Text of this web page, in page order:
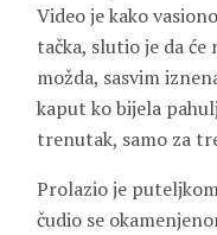
Video je kako
tačka, slutio je da će
možda, sasvim
kaput ko bijela
trenutak, samo za
Prolazio je
čudio se